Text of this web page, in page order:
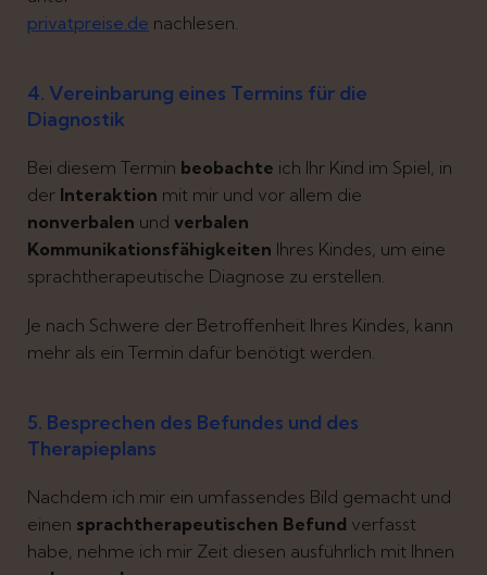
privatpreise.de nachlesen.
4. Vereinbarung eines Termins für die
Diagnostik
Bei diesem Termin beobachte ich Ihr Kind im Spiel, in
der Interaktion mit mir und vor allem die
nonverbalen und verbalen
Kommunikationsfähigkeiten Ihres Kindes, um eine
sprachtherapeutische Diagnose zu erstellen.
Je nach Schwere der Betroffenheit Ihres Kindes, kann
mehr als ein Termin dafür benötigt werden.
5. Besprechen des Befundes und des
Therapieplans
Nachdem ich mir ein umfassendes Bild gemacht und
einen sprachtherapeutischen Befund verfasst
habe, nehme ich mir Zeit diesen ausführlich mit Ihnen